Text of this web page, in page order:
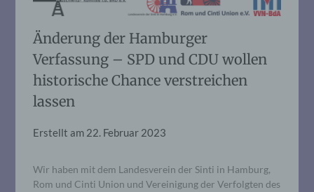
Änderung der Hamburger
Verfassung – SPD und CDU wollen
historische Chance verstreichen
lassen
Erstellt am 22. Februar 2023
Wir haben mit dem Landesverein der Sinti in Hamburg,
Rom und Cinti Union und Vereinigung der Verfolgten des